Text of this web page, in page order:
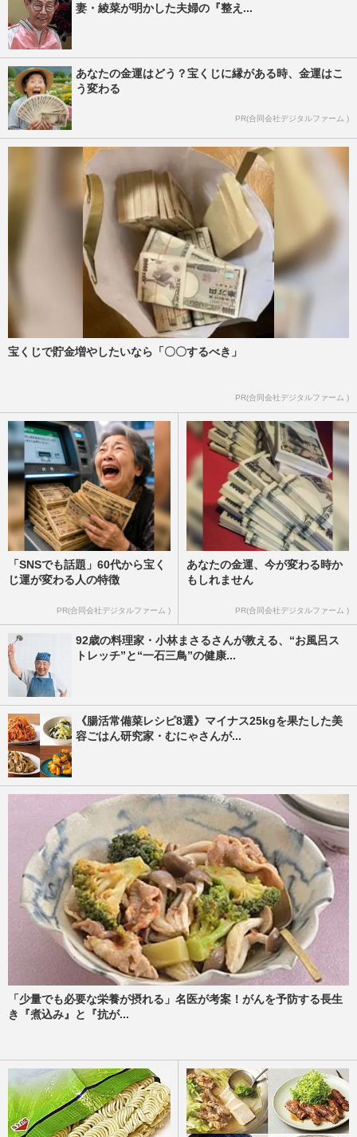
妻・綾菜が明かした夫婦の『整え...
あなたの金運はどう？宝くじに縁がある時、金運はこ
う変わる
PR(合同会社デジタルファーム )
宝くじで貯金増やしたいなら「〇〇するべき」
PR(合同会社デジタルファーム )
「SNSでも話題」60代から宝く
じ運が変わる人の特徴
PR(合同会社デジタルファーム )
あなたの金運、今が変わる時か
もしれません
PR(合同会社デジタルファーム )
92歳の料理家・小林まさるさんが教える、“お風呂ス
トレッチ”と“一石三鳥”の健康...
《腸活常備菜レシピ8選》マイナス25kgを果たした美
容ごはん研究家・むにゃさんが...
「少量でも必要な栄養が摂れる」名医が考案！がんを予防する長生
き『煮込み』と『抗が...